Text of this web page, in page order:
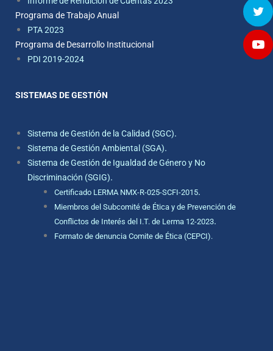
Programa de Trabajo Anual
PTA 2023
Programa de Desarrollo Institucional
PDI 2019-2024
SISTEMAS DE GESTIÓN
Sistema de Gestión de la Calidad (SGC).
Sistema de Gestión Ambiental (SGA).
Sistema de Gestión de Igualdad de Género y No
Discriminación (SGIG).
Certificado LERMA NMX-R-025-SCFI-2015.
Miembros del Subcomité de Ética y de Prevención de
Conflictos de Interés del I.T. de Lerma 12-2023.
Formato de denuncia Comite de Ética (CEPCI).